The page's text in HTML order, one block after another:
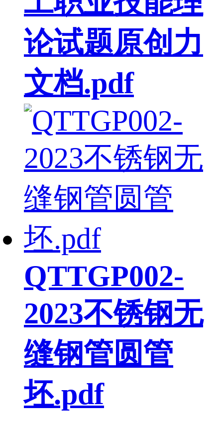
论试题原创力
文档.pdf
QTTGP002-
2023不锈钢无
缝钢管圆管
坯.pdf